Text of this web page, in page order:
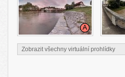
Zobrazit všechny virtuální prohlídky